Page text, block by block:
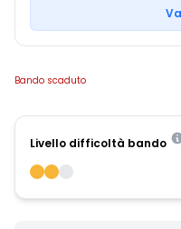
Bando scaduto
Livello difficoltà bando